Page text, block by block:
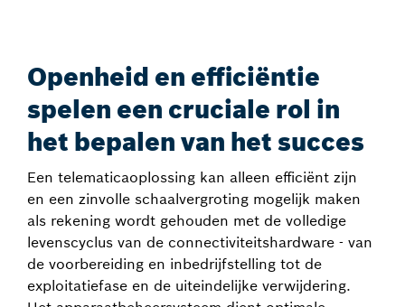
Openheid en efficiëntie
spelen een cruciale rol in
het bepalen van het succes
Een telematicaoplossing kan alleen efficiënt zijn
en een zinvolle schaalvergroting mogelijk maken
als rekening wordt gehouden met de volledige
levenscyclus van de connectiviteitshardware - van
de voorbereiding en inbedrijfstelling tot de
exploitatiefase en de uiteindelijke verwijdering.